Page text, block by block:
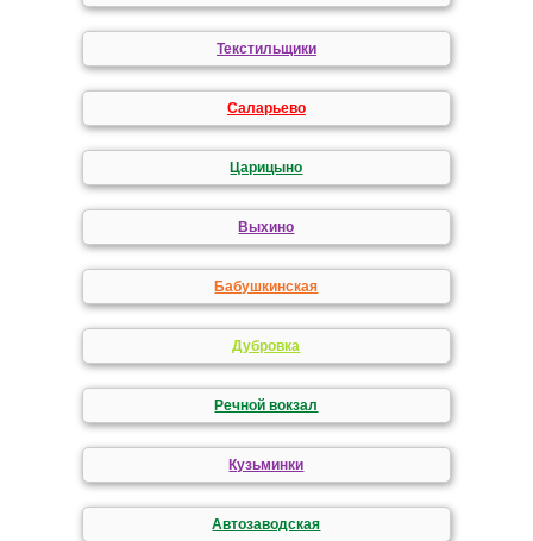
Текстильщики
Саларьево
Царицыно
Выхино
Бабушкинская
Дубровка
Речной вокзал
Кузьминки
Автозаводская